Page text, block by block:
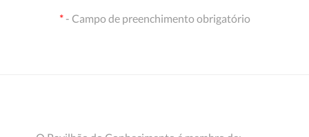
*- Campo de preenchimento obrigatório